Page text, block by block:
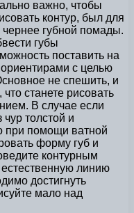
важно, чтобы
контур, был для
чернее губной помады.
губы
поставить на
ориентирами с целью
не спешить, и
станете рисовать
В случае если
чур толстой и
при помощи ватной
форму губ и
контурным
линию
достигнуть
мало над